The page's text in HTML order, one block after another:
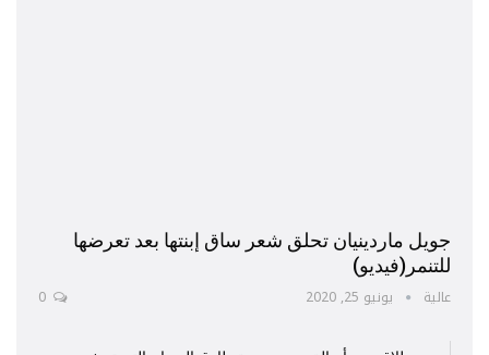
جويل ماردينيان تحلق شعر ساق إبنتها بعد تعرضها
للتنمر(فيديو)
عالية يونيو 25, 2020